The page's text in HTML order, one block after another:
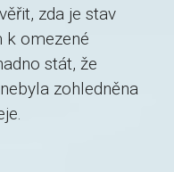
zda je stav
k omezené
stát, že
zohledněna